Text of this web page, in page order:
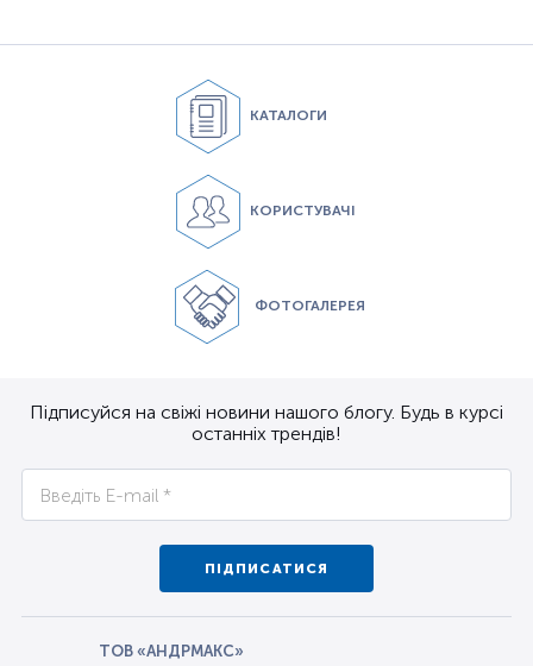
КАТАЛОГИ
КОРИСТУВАЧІ
ФОТОГАЛЕРЕЯ
Підписуйся на свіжі новини нашого блогу. Будь в курсі
останніх трендів!
ПІДПИСАТИСЯ
ТОВ «АНДРМАКС»